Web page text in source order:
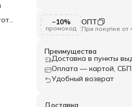
−10%
промокод
ОПТ
При покупке от
Преимущества
Доставка в пункты
Оплата — картой,
Удобный возврат
Доставка